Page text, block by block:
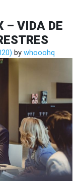
– VIDA DE
by whooohq